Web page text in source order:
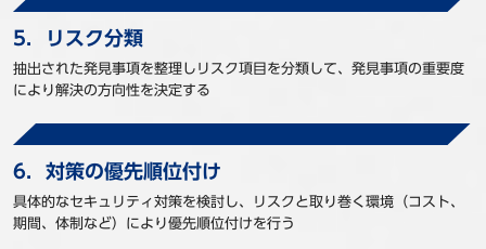
5．リスク分類
抽出された発見事項を整理しリスク項目を分類して、発見事項の重要度
により解決の方向性を決定する
6．対策の優先順位付け
具体的なセキュリティ対策を検討し、リスクと取り巻く環境（コスト、
期間、体制など）により優先順位付けを行う